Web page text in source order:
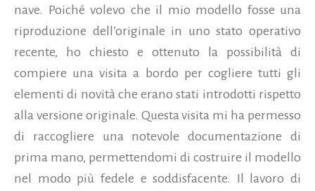
nave. Poiché volevo che il mio modello fosse una
riproduzione dell’originale in uno stato operativo
recente, ho chiesto e ottenuto la possibilità di
compiere una visita a bordo per cogliere tutti gli
elementi di novità che erano stati introdotti rispetto
alla versione originale. Questa visita mi ha permesso
di raccogliere una notevole documentazione di
prima mano, permettendomi di costruire il modello
nel modo più fedele e soddisfacente. Il lavoro di